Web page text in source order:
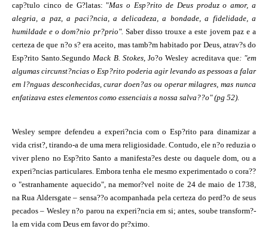
cap?tulo cinco de G?latas: "Mas o Esp?rito de Deus produz o amor, a
alegria, a paz, a paci?ncia, a delicadeza, a bondade, a fidelidade, a
humildade e o dom?nio pr?prio". Saber disso trouxe a este jovem paz e a
certeza de que n?o s? era aceito, mas tamb?m habitado por Deus, atrav?s do
Esp?rito Santo.SegundoMack B. Stokes, Jo?o Wesley acreditava que: "em
algumas circunst?ncias o Esp?rito poderia agir levando as pessoas a falar
em l?nguas desconhecidas, curar doen?as ou operar milagres, mas nunca
enfatizava estes elementos como essenciais a nossa salva??o" (pg 52).
Wesley sempre defendeu a experi?ncia com o Esp?rito para dinamizar a
vida crist?, tirando-a de uma mera religiosidade. Contudo, ele n?o reduzia o
viver pleno no Esp?rito Santo a manifesta?es deste ou daquele dom, ou a
experi?ncias particulares. Embora tenha ele mesmo experimentado o cora??
o "estranhamente aquecido", na memor?vel noite de 24 de maio de 1738,
na Rua Aldersgate – sensa??o acompanhada pela certeza do perd?o de seus
pecados – Wesley n?o parou na experi?ncia em si; antes, soube transform?-
la em vida com Deus em favor do pr?ximo.